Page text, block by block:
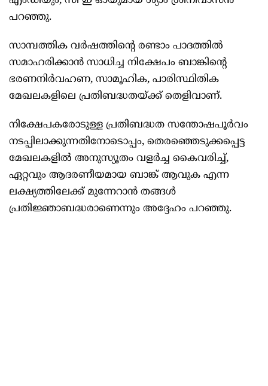
പറഞ്ഞു.
സാമ്പത്തിക വർഷത്തിന്റെ രണ്ടാം പാദത്തിൽ
സമാഹരിക്കാൻ സാധിച്ച നിക്ഷേപം ബാങ്കിന്റെ
ഭരണനിർവഹണ, സാമൂഹിക, പാരിസ്ഥിതിക
മേഖലകളിലെ പ്രതിബദ്ധതയ്ക്ക് തെളിവാണ്.
നിക്ഷേപകരോടുള്ള പ്രതിബദ്ധത സന്തോഷപൂർവം
നടപ്പിലാക്കുന്നതിനോടൊപ്പം, തെരഞ്ഞെടുക്കപ്പെട്ട
മേഖലകളിൽ അനുസ്യൂതം വളർച്ച കൈവരിച്ച്,
ഏറ്റവും ആദരണീയമായ ബാങ്ക് ആവുക എന്ന
ലക്ഷ്യത്തിലേക്ക് മുന്നേറാൻ തങ്ങൾ
പ്രതിജ്ഞാബദ്ധരാണെന്നും അദ്ദേഹം പറഞ്ഞു.